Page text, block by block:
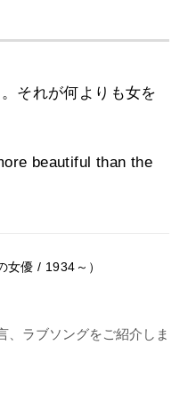
それが何よりも女を
beautiful than the
女優 / 1934～）
、ラブソングをご紹介しま